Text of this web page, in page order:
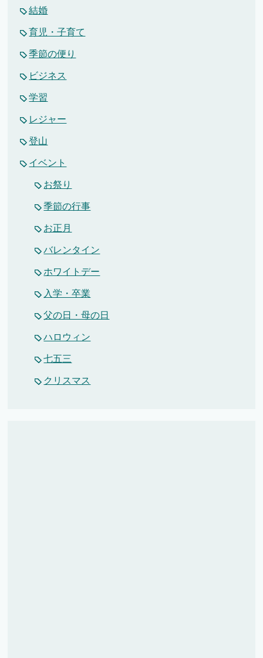
結婚
育児・子育て
季節の便り
ビジネス
学習
レジャー
登山
イベント
お祭り
季節の行事
お正月
バレンタイン
ホワイトデー
入学・卒業
父の日・母の日
ハロウィン
七五三
クリスマス